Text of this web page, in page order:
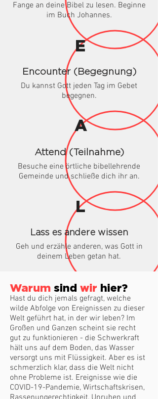
Fange an deine Bibel zu lesen. Beginne
im Buch Johannes.
E
Encounter (Begegnung)
Du kannst Gott jeden Tag im Gebet
begegnen.
A
Attend (Teilnahme)
Besuche eine örtliche bibellehrende
Gemeinde und schließe dich ihr an.
L
Lass es andere wissen
Geh und erzähle anderen, was Gott in
deinem Leben getan hat.
Warum sind wir hier?
Hast du dich jemals gefragt, welche
wilde Abfolge von Ereignissen zu dieser
Welt geführt hat, in der wir leben? Im
Großen und Ganzen scheint sie recht
gut zu funktionieren - die Schwerkraft
hält uns auf dem Boden, das Wasser
versorgt uns mit Flüssigkeit. Aber es ist
schmerzlich klar, dass die Welt nicht
ohne Probleme ist. Ereignisse wie die
COVID-19-Pandemie, Wirtschaftskrisen,